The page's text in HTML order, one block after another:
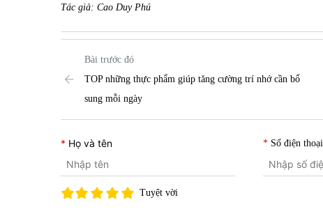
Tác giả: Cao Duy Phú
Bài trước đó
TOP những thực phẩm giúp tăng cường trí nhớ cần bổ
sung mỗi ngày
Họ và tên Số điện thoại
Tuyệt vời